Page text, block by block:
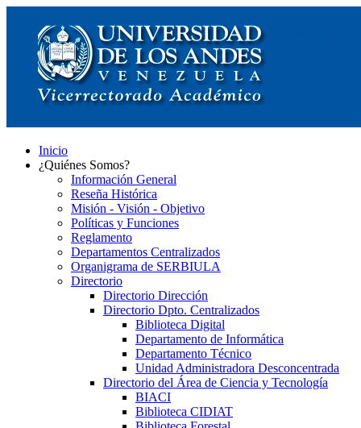
Inicio
¿Quiénes Somos?
Información General
Reseña Histórica
Misión - Visión - Objetivo
Políticas y Funciones
Reglamento
Departamentos Centralizados
Organigrama de SERBIULA
Directorio
Directorio Dirección
Directorio Dpto. Centralizados
Biblioteca Digital
Departamento de Informática
Departamento Técnico
Unidad Administradora Desconcentrada
Directorio del Área de Ciencia y Tecnología
BIACI
Biblioteca CIDIAT